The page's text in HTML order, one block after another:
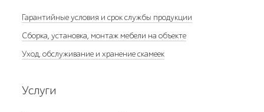
Гарантийные условия и срок службы продукции
Сборка, установка, монтаж мебели на объекте
Уход, обслуживание и хранение скамеек
Услуги